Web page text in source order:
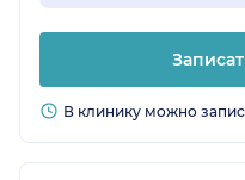
В клинику можно